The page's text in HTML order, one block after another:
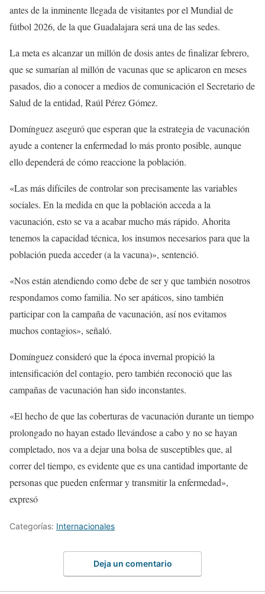
antes de la inminente llegada de visitantes por el Mundial de
fútbol 2026, de la que Guadalajara será una de las sedes.
La meta es alcanzar un millón de dosis antes de finalizar febrero,
que se sumarían al millón de vacunas que se aplicaron en meses
pasados, dio a conocer a medios de comunicación el Secretario de
Salud de la entidad, Raúl Pérez Gómez.
Domínguez aseguró que esperan que la estrategia de vacunación
ayude a contener la enfermedad lo más pronto posible, aunque
ello dependerá de cómo reaccione la población.
«Las más difíciles de controlar son precisamente las variables
sociales. En la medida en que la población acceda a la
vacunación, esto se va a acabar mucho más rápido. Ahorita
tenemos la capacidad técnica, los insumos necesarios para que la
población pueda acceder (a la vacuna)», sentenció.
«Nos están atendiendo como debe de ser y que también nosotros
respondamos como familia. No ser apáticos, sino también
participar con la campaña de vacunación, así nos evitamos
muchos contagios», señaló.
Domínguez consideró que la época invernal propició la
intensificación del contagio, pero también reconoció que las
campañas de vacunación han sido inconstantes.
«El hecho de que las coberturas de vacunación durante un tiempo
prolongado no hayan estado llevándose a cabo y no se hayan
completado, nos va a dejar una bolsa de susceptibles que, al
correr del tiempo, es evidente que es una cantidad importante de
personas que pueden enfermar y transmitir la enfermedad»,
expresó
Categorías: Internacionales
Deja un comentario